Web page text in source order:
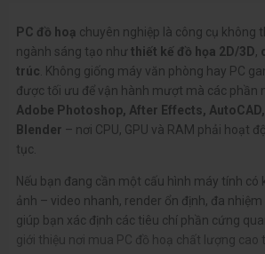
PC đồ hoạ chuyên nghiệp là công cụ không
ngành sáng tạo như thiết kế đồ họa 2D/3D,
trúc . Không giống máy văn phòng hay PC
được tối ưu để vận hành mượt mà các phần
Adobe Photoshop, After Effects,
Blender – nơi CPU, GPU và RAM phải hoạt
tục.
Nếu bạn đang cần một cấu hình máy tính có
ảnh – video nhanh, render ổn định, đa
giúp bạn xác định các tiêu chí phần cứng
giới thiệu nơi mua PC đồ hoạ chất lượng cao